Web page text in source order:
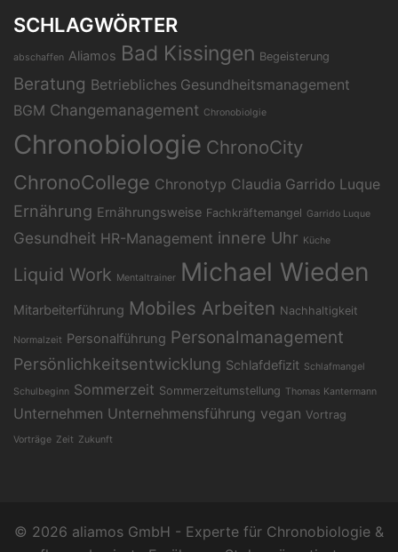
SCHLAGWÖRTER
abschaffen Aliamos Bad Kissingen Begeisterung
Beratung Betriebliches Gesundheitsmanagement
BGM Changemanagement Chronobiolgie
Chronobiologie ChronoCity
ChronoCollege Chronotyp Claudia Garrido Luque
Ernährung Ernährungsweise Fachkräftemangel Garrido Luque
Gesundheit HR-Management innere Uhr Küche
Liquid Work Mentaltrainer Michael Wieden
Mitarbeiterführung Mobiles Arbeiten Nachhaltigkeit
Normalzeit Personalführung Personalmanagement
Persönlichkeitsentwicklung Schlafdefizit Schlafmangel
Schulbeginn Sommerzeit Sommerzeitumstellung Thomas Kantermann
Unternehmen Unternehmensführung vegan Vortrag
Vorträge Zeit Zukunft
© 2026 aliamos GmbH - Experte für Chronobiologie &